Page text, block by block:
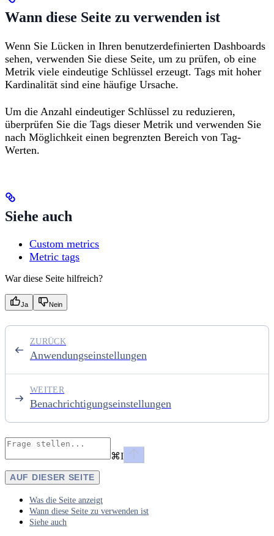
Wann diese Seite zu verwenden ist
Wenn Sie Lücken in Ihren benutzerdefinierten Dashboards
sehen, verwenden Sie diese Seite, um zu prüfen, ob eine
Metrik viele eindeutige Schlüssel erzeugt. Tags mit hoher
Kardinalität sind eine häufige Ursache.
Um die Anzahl eindeutiger Schlüssel zu reduzieren,
überprüfen Sie die Tags dieser Metrik und verwenden Sie
nach Möglichkeit einen begrenzten Bereich von Tag-
Werten.
Siehe auch
Custom metrics
Metric tags
War diese Seite hilfreich?
Ja Nein
Anwendungseinstellungen
ZURÜCK
Benachrichtigungseinstellungen
WEITER
⌘I
AUF DIESER SEITE
Was die Seite anzeigt
Wann diese Seite zu verwenden ist
Siehe auch